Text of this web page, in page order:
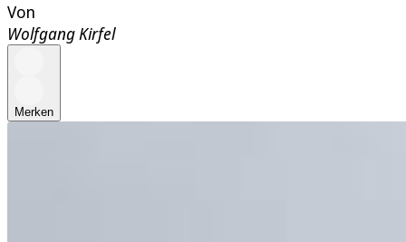
Von
Wolfgang Kirfel
Merken